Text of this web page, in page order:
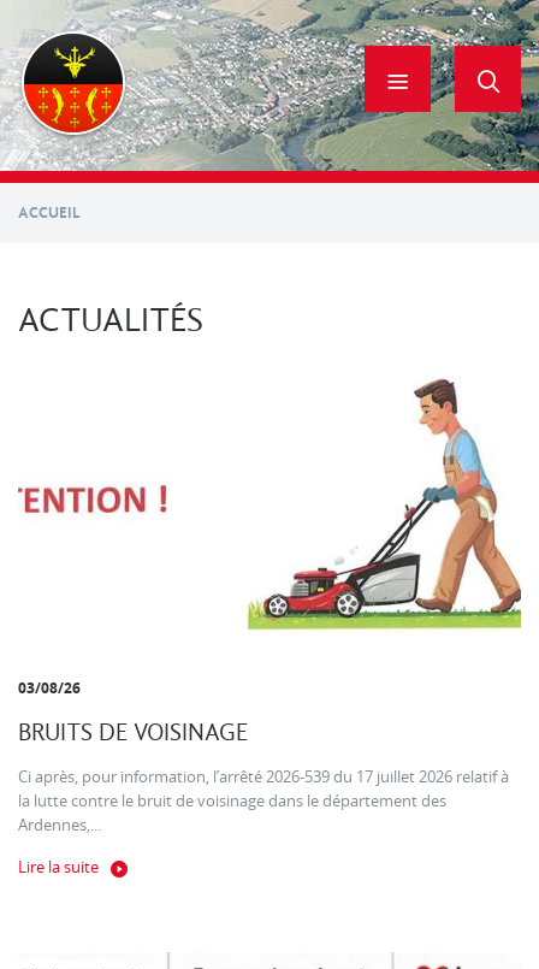
contenu
principal
ACCUEIL
ACTUALITÉS
03/08/26
BRUITS DE VOISINAGE
Ci après, pour information, l’arrêté 2026-539 du 17 juillet 2026 relatif à
la lutte contre le bruit de voisinage dans le département des
Ardennes,...
Lire la suite